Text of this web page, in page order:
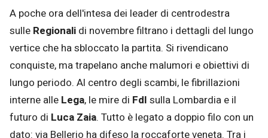
A poche ora dell'intesa dei leader di centrodestra
sulle Regionali di novembre filtrano i dettagli del lungo
vertice che ha sbloccato la partita. Si rivendicano
conquiste, ma trapelano anche malumori e obiettivi di
lungo periodo. Al centro degli scambi, le fibrillazioni
interne alle Lega, le mire di FdI sulla Lombardia e il
futuro di Luca Zaia. Tutto è legato a doppio filo con un
dato: via Bellerio ha difeso la roccaforte veneta. Tra i